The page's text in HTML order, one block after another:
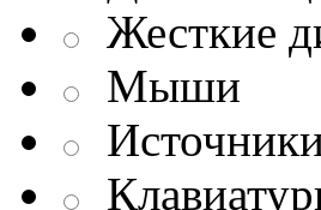
Жесткие
Мыши